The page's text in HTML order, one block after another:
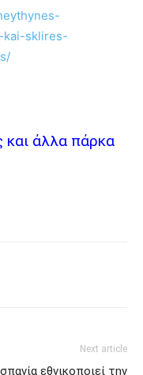
kai-sklires-
και άλλα πάρκα
Next article
εθνικοποιεί την